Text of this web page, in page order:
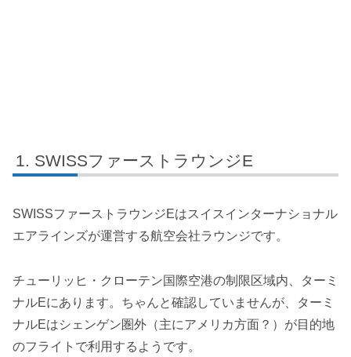
SWISSファーストラウンジE
SWISSファーストラウンジEはスイスインターナショナル
エアラインズが運営する航空会社ラウンジです。
チューリッヒ・クローテン国際空港の制限区域内、ターミ
ナルEにあります。ちゃんと確認していませんが、ターミ
ナルEはシェンゲン圏外（主にアメリカ方面？）が目的地
のフライトで利用するようです。